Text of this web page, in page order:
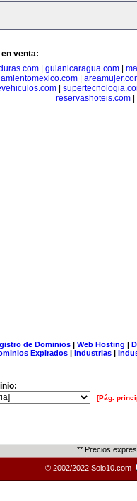
venta:
| guianicaragua.com|
reservashoteis.com
de Dominios| Web Hosting |
Expirados | Industrias |
[Pág.
** Precios
© 2002/2022 Solo10.com